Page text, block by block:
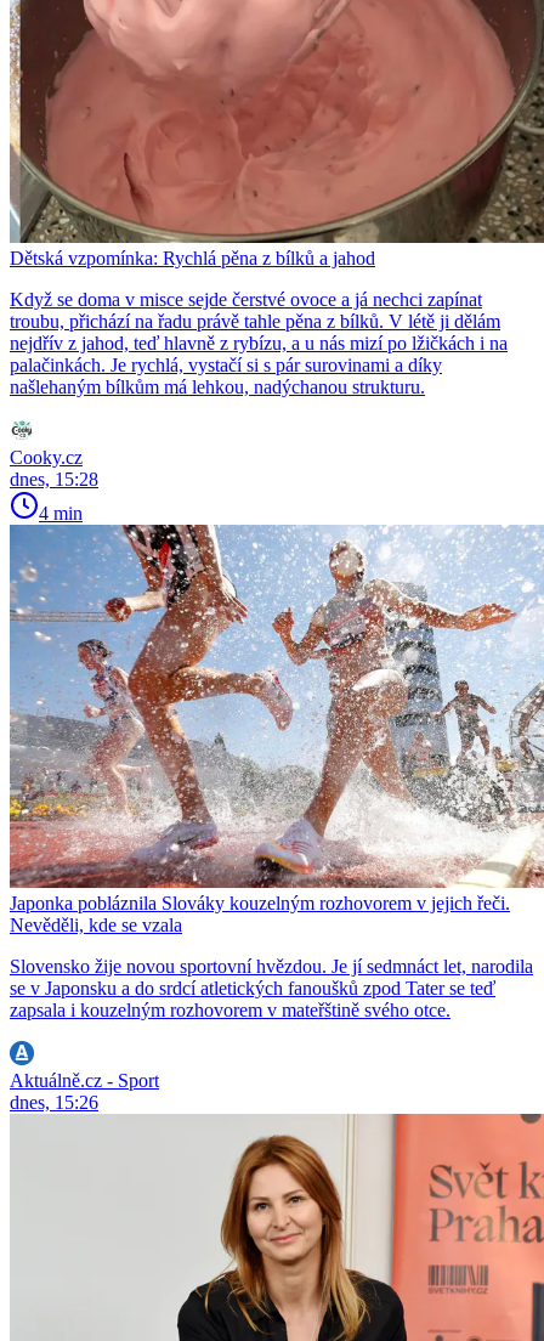
Dětská vzpomínka: Rychlá pěna z bílků a jahod
Když se doma v misce sejde čerstvé ovoce a já nechci zapínat
troubu, přichází na řadu právě tahle pěna z bílků. V létě ji dělám
nejdřív z jahod, teď hlavně z rybízu, a u nás mizí po lžičkách i na
palačinkách. Je rychlá, vystačí si s pár surovinami a díky
našlehaným bílkům má lehkou, nadýchanou strukturu.
Cooky.cz
dnes, 15:28
4 min
Japonka pobláznila Slováky kouzelným rozhovorem v jejich řeči.
Nevěděli, kde se vzala
Slovensko žije novou sportovní hvězdou. Je jí sedmnáct let, narodila
se v Japonsku a do srdcí atletických fanoušků zpod Tater se teď
zapsala i kouzelným rozhovorem v mateřštině svého otce.
Aktuálně.cz - Sport
dnes, 15:26